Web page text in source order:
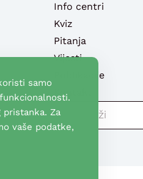
Info centri
Kviz
Pitanja
Vijesti
Publikacije
Kontakt
P
R
samo
Za
vaše podatke,